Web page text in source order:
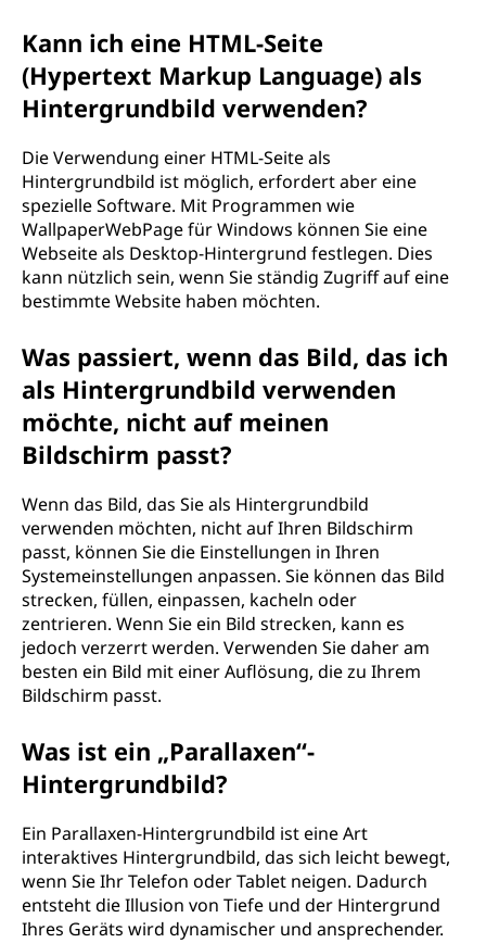
Kann ich eine HTML-Seite
(Hypertext Markup Language) als
Hintergrundbild verwenden?
Die Verwendung einer HTML-Seite als
Hintergrundbild ist möglich, erfordert aber eine
spezielle Software. Mit Programmen wie
WallpaperWebPage für Windows können Sie eine
Webseite als Desktop-Hintergrund festlegen. Dies
kann nützlich sein, wenn Sie ständig Zugriff auf eine
bestimmte Website haben möchten.
Was passiert, wenn das Bild, das ich
als Hintergrundbild verwenden
möchte, nicht auf meinen
Bildschirm passt?
Wenn das Bild, das Sie als Hintergrundbild
verwenden möchten, nicht auf Ihren Bildschirm
passt, können Sie die Einstellungen in Ihren
Systemeinstellungen anpassen. Sie können das Bild
strecken, füllen, einpassen, kacheln oder
zentrieren. Wenn Sie ein Bild strecken, kann es
jedoch verzerrt werden. Verwenden Sie daher am
besten ein Bild mit einer Auflösung, die zu Ihrem
Bildschirm passt.
Was ist ein „Parallaxen“-
Hintergrundbild?
Ein Parallaxen-Hintergrundbild ist eine Art
interaktives Hintergrundbild, das sich leicht bewegt,
wenn Sie Ihr Telefon oder Tablet neigen. Dadurch
entsteht die Illusion von Tiefe und der Hintergrund
Ihres Geräts wird dynamischer und ansprechender.